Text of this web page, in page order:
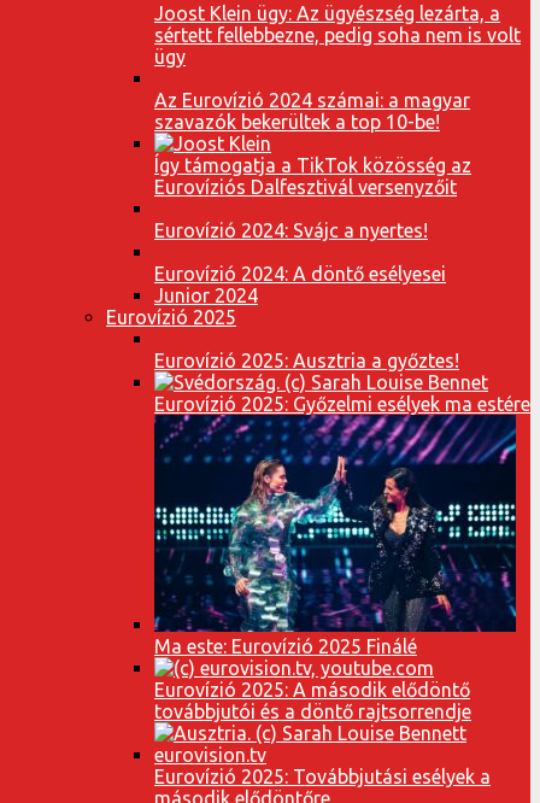
Joost Klein ügy: Az ügyészség lezárta, a
sértett fellebbezne, pedig soha nem is volt
ügy
Az Eurovízió 2024 számai: a magyar
szavazók bekerültek a top 10-be!
Így támogatja a TikTok közösség az
Eurovíziós Dalfesztivál versenyzőit
Eurovízió 2024: Svájc a nyertes!
Eurovízió 2024: A döntő esélyesei
Junior 2024
Eurovízió 2025
Eurovízió 2025: Ausztria a győztes!
Eurovízió 2025: Győzelmi esélyek ma estére
Ma este: Eurovízió 2025 Finálé
Eurovízió 2025: A második elődöntő
továbbjutói és a döntő rajtsorrendje
Eurovízió 2025: Továbbjutási esélyek a
második elődöntőre